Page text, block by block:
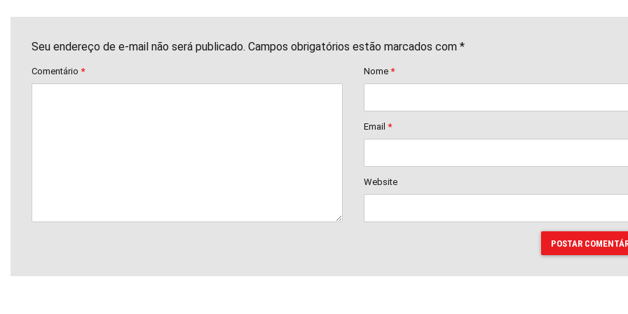
Seu endereço de e-mail não será publicado. Campos obrigatórios estão marcados com *
Comentário * Nome *
Email *
Website
POSTAR